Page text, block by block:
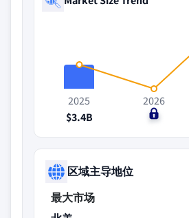
2025
$3.4B
2026
$0
区域主导地位
最大市场